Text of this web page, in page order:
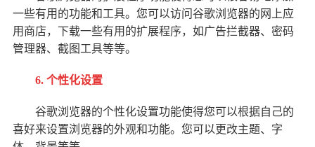
一些有用的功能和工具。您可以访问谷歌浏览器的网上应
用商店，下载一些有用的扩展程序，如广告拦截器、密码
管理器、截图工具等等。
6. 个性化设置
谷歌浏览器的个性化设置功能使得您可以根据自己的
喜好来设置浏览器的外观和功能。您可以更改主题、字